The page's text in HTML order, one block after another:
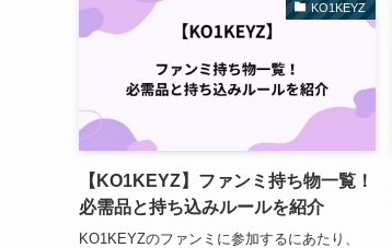
KO1KEYZ
【KO1KEYZ】ファンミ持ち物一覧！
必需品と持ち込みルールを紹介
KO1KEYZのファンミに参加するにあたり、